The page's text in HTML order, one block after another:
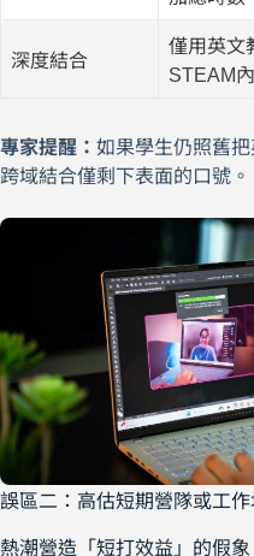
深度結合
僅用英文
STEAM
專家提醒： 如果學生仍照舊
跨域結合僅剩下表面的口號。
誤區二：高估短期營隊或工
熱潮營造「短打效益」的假象